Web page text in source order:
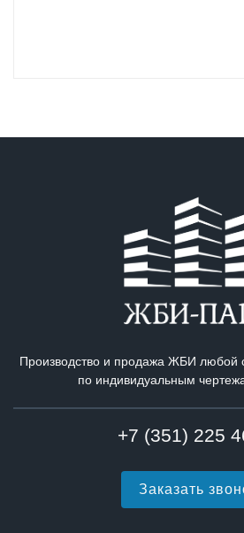
Производство и продажа ЖБИ любой
по индивидуальным
+7 (351) 225
Заказать